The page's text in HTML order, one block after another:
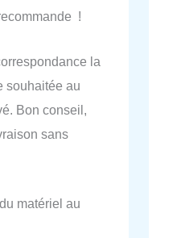
!
la
souhaitée au
Bon conseil,
sans
matériel au